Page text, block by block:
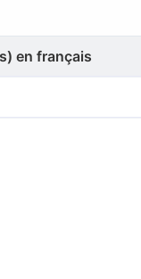
en français